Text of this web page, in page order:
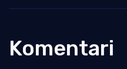
Komentari